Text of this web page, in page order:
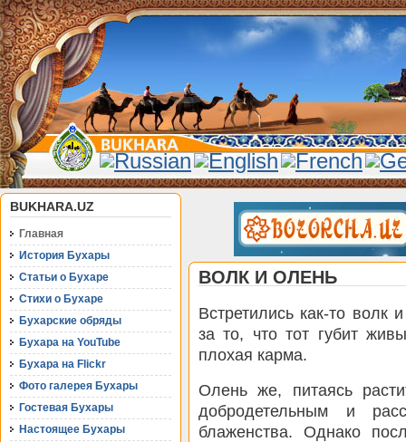
BUKHARA.UZ
Главная
История Бухары
Статьи о Бухаре
Стихи о Бухаре
Бухарские обряды
Бухара на YouTube
Бухара на Flickr
Фото галерея Бухары
Гостевая Бухары
Настоящее Бухары
ВОЛК И ОЛЕНЬ
Встретились как-то волк
за то, что тот губит
плохая карма.
Олень же, питаясь
добродетельным и
блаженства. Однако